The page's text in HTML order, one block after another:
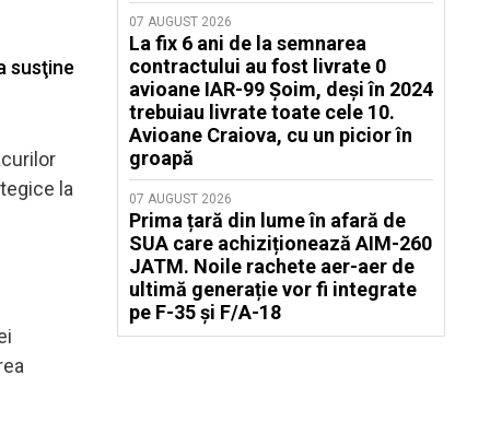
susţine
la
07 AUGUST 2026
La fix 6 ani de la semnarea
contractului au fost livrate 0
avioane IAR-99 Șoim, deși în 2024
trebuiau livrate toate cele 10.
Avioane Craiova, cu un picior în
groapă
07 AUGUST 2026
Prima țară din lume în afară de
SUA care achiziționează AIM-260
JATM. Noile rachete aer-aer de
ultimă generație vor fi integrate
pe F-35 și F/A-18